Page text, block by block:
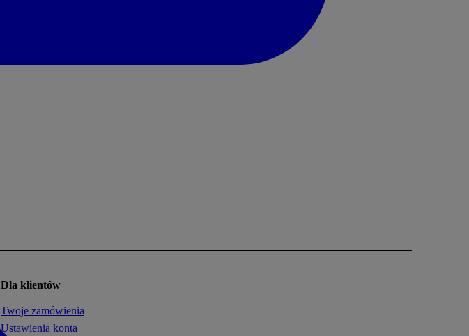
Dla klientów
Twoje zamówienia
Ustawienia konta